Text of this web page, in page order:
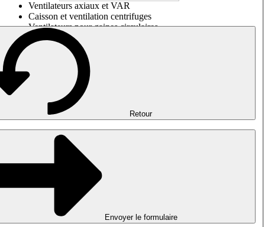
Ventilateurs axiaux et VAR
Caisson et ventilation centrifuges
Ventilateurs pour gaines circulaires
Ventilateurs pour gaines rectangulaires
Tourelles de toiture
Désenfumage, détection incendie et ventilation de parking
Ventilateurs antidéflagrants
Mesurer. Contrôler. Réguler.
Traitement d'air
Accessoires aérauliques
Retour
Envoyer le formulaire